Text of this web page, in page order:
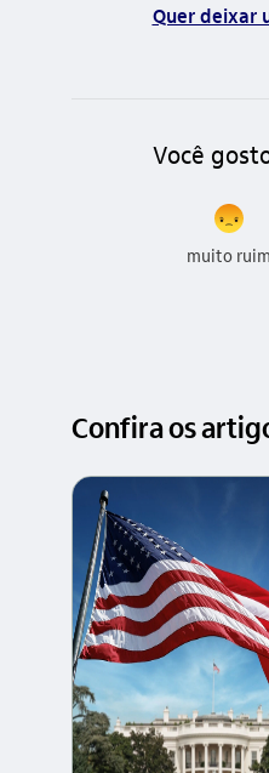
Quer deixar
Você
muito ruim
Confira os